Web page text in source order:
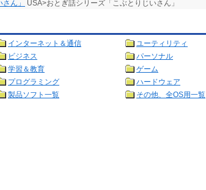
ん」
USA>おとぎ話シリーズ「こぶとりじいさん」
インターネット＆通信
ユーティリティ
ビジネス
パーソナル
学習＆教育
ゲーム
プログラミング
ハードウェア
製品ソフト一覧 その他、全OS用一覧